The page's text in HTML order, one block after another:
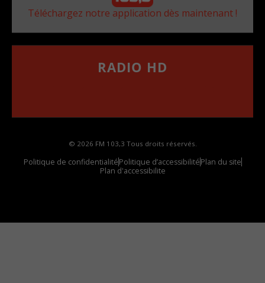
Téléchargez notre application dès maintenant !
RADIO HD
© 2026 FM 103,3 Tous droits réservés.
Politique de confidentialitéPolitique d’accessibilitéPlan du site
Plan d'accessibilite